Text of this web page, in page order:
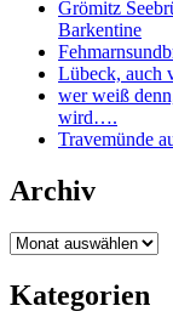
Grömitz
Barkentine
Lübeck, auch
wer weiß
wird….
Travemünde
Archiv
Kategorien